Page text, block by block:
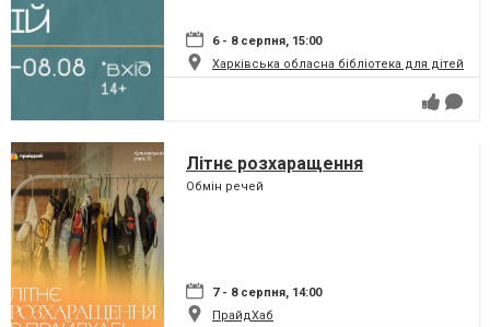
6 - 8 серпня, 15:00
Харківська обласна бібліотека для дітей
Літнє розхаращення
Обмін речей
7 - 8 серпня, 14:00
ПрайдХаб